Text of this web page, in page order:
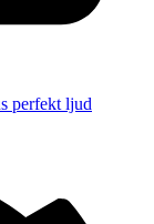
perfekt ljud